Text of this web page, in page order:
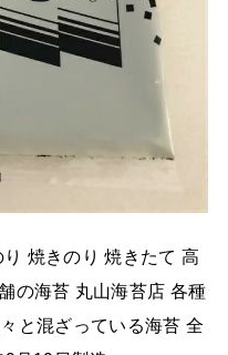
り 焼きのり 焼きたて 高
の海苔 丸山海苔店 各種
と混ざっている海苔 全